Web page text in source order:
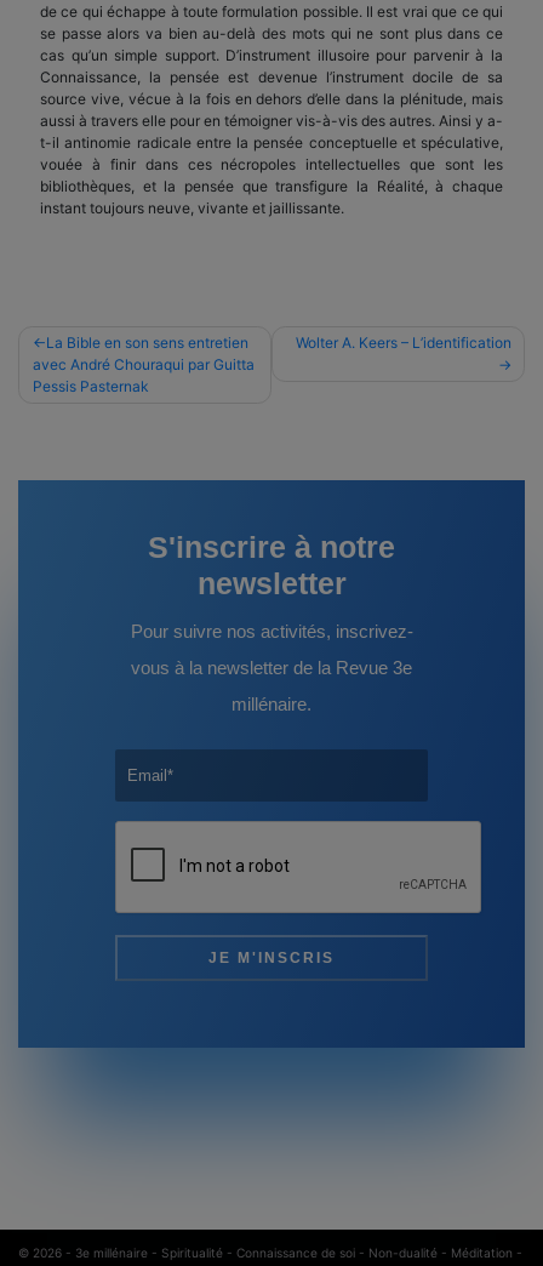
de ce qui échappe à toute formulation possible. Il est vrai que ce qui
se passe alors va bien au-delà des mots qui ne sont plus dans ce
cas qu’un simple support. D’instrument illusoire pour parvenir à la
Connaissance, la pensée est devenue l’instrument docile de sa
source vive, vécue à la fois en dehors d’elle dans la plénitude, mais
aussi à travers elle pour en témoigner vis-à-vis des autres. Ainsi y a-
t-il antinomie radicale entre la pensée conceptuelle et spéculative,
vouée à finir dans ces nécropoles intellectuelles que sont les
bibliothèques, et la pensée que transfigure la Réalité, à chaque
instant toujours neuve, vivante et jaillissante.
Navigation
de
La Bible en son sens entretien
avec André Chouraqui par Guitta
Pessis Pasternak
Wolter A. Keers – L’identification
S'inscrire à notre
newsletter
Pour suivre nos activités, inscrivez-
vous à la newsletter de la Revue 3e
millénaire.
© 2026 - 3e millénaire - Spiritualité - Connaissance de soi - Non-dualité - Méditation -